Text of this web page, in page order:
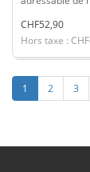
CHF52,90
Hors taxe :
1 2 3